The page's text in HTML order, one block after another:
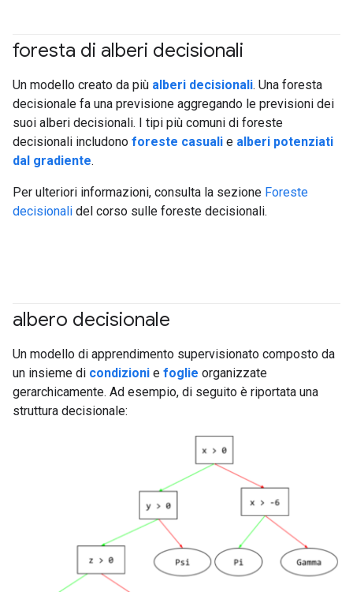
foresta di alberi decisionali
Un modello creato da più alberi decisionali. Una foresta
decisionale fa una previsione aggregando le previsioni dei
suoi alberi decisionali. I tipi più comuni di foreste
decisionali includono foreste casuali e alberi potenziati
dal gradiente.
Per ulteriori informazioni, consulta la sezione Foreste
decisionali del corso sulle foreste decisionali.
albero decisionale
Un modello di apprendimento supervisionato composto da
un insieme di condizioni e foglie organizzate
gerarchicamente. Ad esempio, di seguito è riportata una
struttura decisionale: